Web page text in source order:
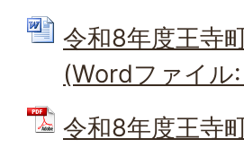
令和8年度王寺
(Wordファイル
令和8年度王寺